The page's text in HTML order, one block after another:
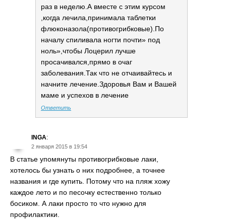
раз в неделю.А вместе с этим курсом
,когда лечила,принимала таблетки
флюконазола(противогрибковые).По
началу спиливала ногти почти» под
ноль»,чтобы Лоцерил лучше
просачивался,прямо в очаг
заболевания.Так что не отчаивайтесь и
начните лечение.Здоровья Вам и Вашей
маме и успехов в лечение
Ответить
INGA:
2 января 2015 в 19:54
В статье упомянуты противогрибковые лаки,
хотелось бы узнать о них подробнее, а точнее
названия и где купить. Потому что на пляж хожу
каждое лето и по песочку естественно только
босиком. А лаки просто то что нужно для
профилактики.